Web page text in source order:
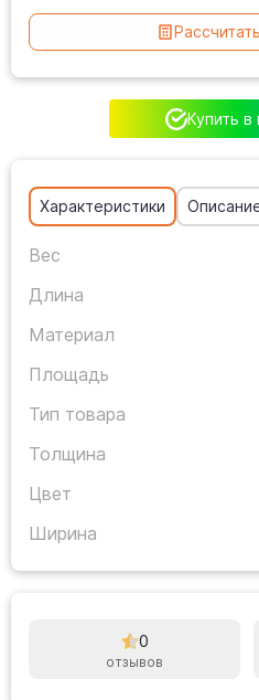
Купить в
Характеристики
Вес
Длина
Материал
Площадь
Тип товара
Толщина
Цвет
Ширина
0
отзывов